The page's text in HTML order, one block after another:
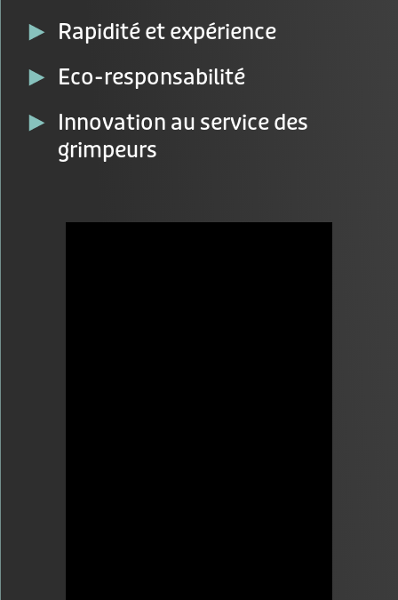
Rapidité et expérience
Eco-responsabilité
Innovation au service des
grimpeurs